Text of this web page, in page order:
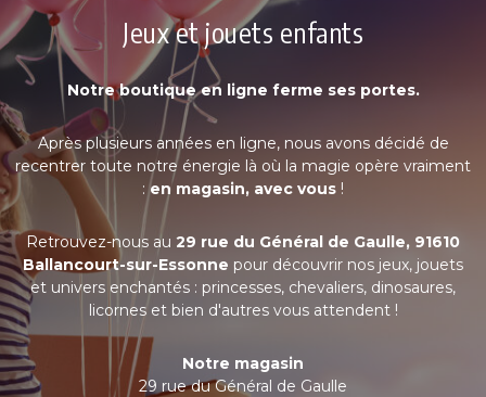
Jeux et jouets enfants
Notre boutique en ligne ferme ses portes.
Après plusieurs années en ligne, nous avons décidé de
recentrer toute notre énergie là où la magie opère vraiment
:en magasin, avec vous !
Retrouvez-nous au 29 rue du Général de Gaulle, 91610
Ballancourt-sur-Essonne pour découvrir nos jeux, jouets
et univers enchantés : princesses, chevaliers, dinosaures,
licornes et bien d'autres vous attendent !
Notre magasin
29 rue du Général de Gaulle